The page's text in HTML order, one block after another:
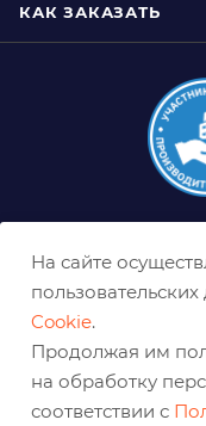
КАК ЗАКАЗАТЬ
На сайте
Cookie.
Продолжая им
на обработку
соответствии с